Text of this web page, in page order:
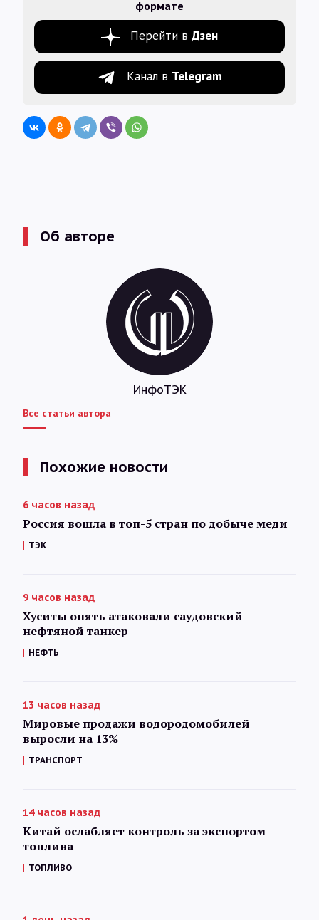
формате
Перейти в Дзен
Канал в Telegram
Об авторе
ИнфоТЭК
Все статьи автора
Похожие новости
6 часов назад
Россия вошла в топ-5 стран по добыче меди
ТЭК
9 часов назад
Хуситы опять атаковали саудовский
нефтяной танкер
НЕФТЬ
13 часов назад
Мировые продажи водородомобилей
выросли на 13%
ТРАНСПОРТ
14 часов назад
Китай ослабляет контроль за экспортом
топлива
ТОПЛИВО